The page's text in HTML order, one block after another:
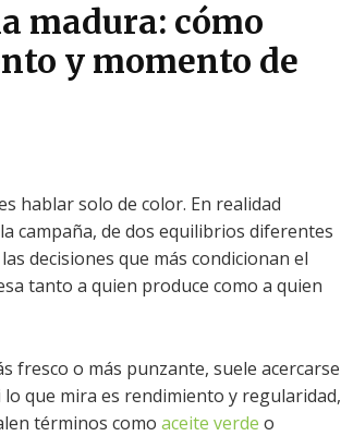
madura: cómo
y momento de
hablar solo de color. En realidad
campaña, de dos equilibrios diferentes
decisiones que más condicionan el
tanto a quien produce como a quien
fresco o más punzante, suele acercarse
que mira es rendimiento y regularidad,
términos como aceite verde o